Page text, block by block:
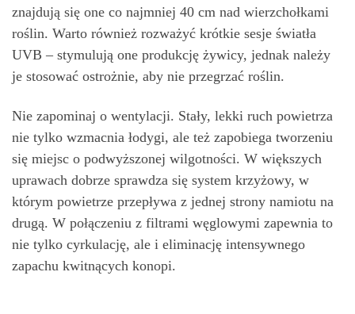
znajdują się one co najmniej 40 cm nad wierzchołkami
roślin. Warto również rozważyć krótkie sesje światła
UVB – stymulują one produkcję żywicy, jednak należy
je stosować ostrożnie, aby nie przegrzać roślin.
Nie zapominaj o wentylacji. Stały, lekki ruch powietrza
nie tylko wzmacnia łodygi, ale też zapobiega tworzeniu
się miejsc o podwyższonej wilgotności. W większych
uprawach dobrze sprawdza się system krzyżowy, w
którym powietrze przepływa z jednej strony namiotu na
drugą. W połączeniu z filtrami węglowymi zapewnia to
nie tylko cyrkulację, ale i eliminację intensywnego
zapachu kwitnących konopi.